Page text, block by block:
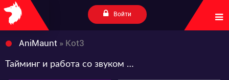
Войти
AniMaunt » Kot3
Тайминг и работа со звуком от Kot3